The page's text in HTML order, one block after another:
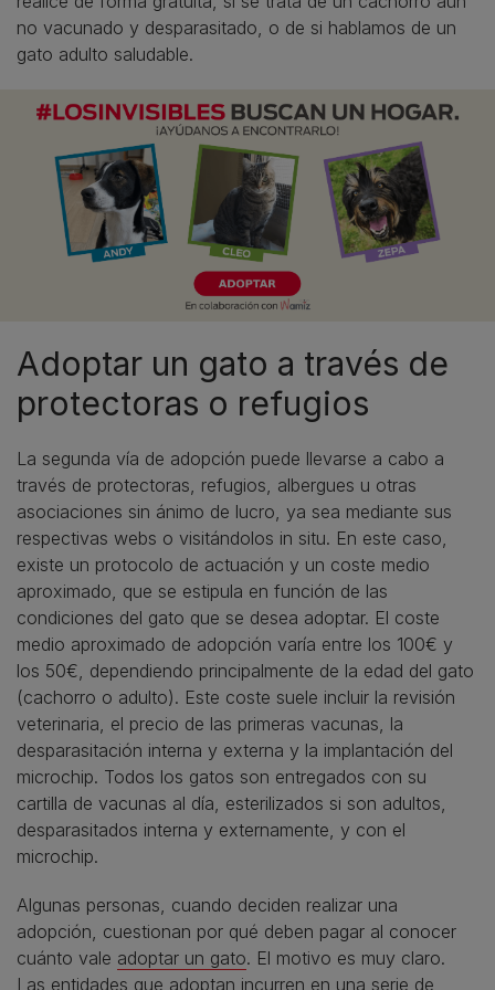
no vacunado y desparasitado, o de si hablamos de un
gato adulto saludable.
Adoptar un gato a través de
protectoras o refugios
La segunda vía de adopción puede llevarse a cabo a
través de protectoras, refugios, albergues u otras
asociaciones sin ánimo de lucro, ya sea mediante sus
respectivas webs o visitándolos in situ. En este caso,
existe un protocolo de actuación y un coste medio
aproximado, que se estipula en función de las
condiciones del gato que se desea adoptar. El coste
medio aproximado de adopción varía entre los 100€ y
los 50€, dependiendo principalmente de la edad del gato
(cachorro o adulto). Este coste suele incluir la revisión
veterinaria, el precio de las primeras vacunas, la
desparasitación interna y externa y la implantación del
microchip. Todos los gatos son entregados con su
cartilla de vacunas al día, esterilizados si son adultos,
desparasitados interna y externamente, y con el
microchip.
Algunas personas, cuando deciden realizar una
adopción, cuestionan por qué deben pagar al conocer
cuánto vale adoptar un gato. El motivo es muy claro.
Las entidades que adoptan incurren en una serie de